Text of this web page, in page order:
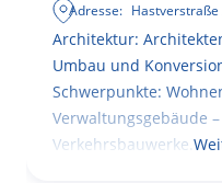
Adresse: Hastverstraße
Architektur:
Umbau und
Schwerpunkte:
Verwaltungsgebäude
Verkehrsbauwerke.